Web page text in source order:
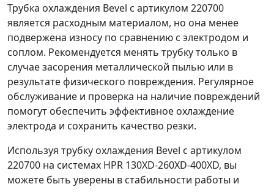
Трубка охлаждения Bevel с артикулом 220700
является расходным материалом, но она менее
подвержена износу по сравнению с электродом и
соплом. Рекомендуется менять трубку только в
случае засорения металлической пылью или в
результате физического повреждения. Регулярное
обслуживание и проверка на наличие повреждений
помогут обеспечить эффективное охлаждение
электрода и сохранить качество резки.
Используя трубку охлаждения Bevel с артикулом
220700 на системах HPR 130XD-260XD-400XD, вы
можете быть уверены в стабильности работы и